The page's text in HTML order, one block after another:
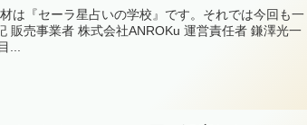
は『セーラ星占いの学校』です。それでは今回も一
販売事業者 株式会社ANROKu 運営責任者 鎌澤光一
...